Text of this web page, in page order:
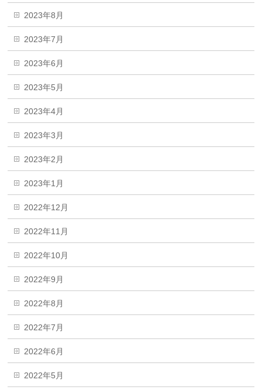
2023年8月
2023年7月
2023年6月
2023年5月
2023年4月
2023年3月
2023年2月
2023年1月
2022年12月
2022年11月
2022年10月
2022年9月
2022年8月
2022年7月
2022年6月
2022年5月